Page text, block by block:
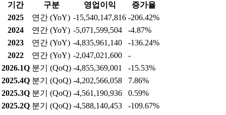
기간 구분 영업이익
증가율
2025
연간 (YoY) -15,540,147,816 -206.42%
2024
연간 (YoY) -5,071,599,504
-4.87%
2023
연간 (YoY) -4,835,961,140
-136.24%
2022
연간 (YoY) -2,047,021,600
-
2026.1Q 분기 (QoQ) -4,855,369,001
-15.53%
2025.4Q 분기 (QoQ) -4,202,566,058
7.86%
2025.3Q 분기 (QoQ) -4,561,190,936
0.59%
2025.2Q 분기 (QoQ) -4,588,140,453 -109.67%